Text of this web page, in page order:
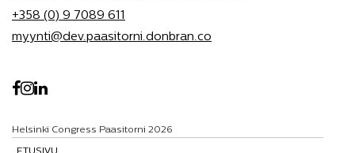
+358 (0) 9 7089 611
myynti@dev.paasitorni.donbran.co
Helsinki Congress Paasitorni 2026
ETUSIVU